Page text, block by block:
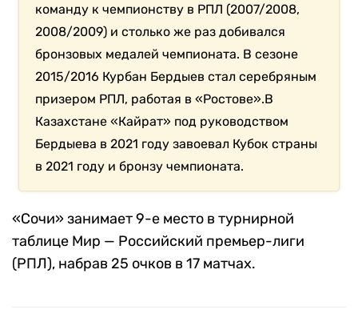
команду к чемпионству в РПЛ (2007/2008,
2008/2009) и столько же раз добивался
бронзовых медалей чемпионата. В сезоне
2015/2016 Курбан Бердыев стал серебряным
призером РПЛ, работая в «Ростове».В
Казахстане «Кайрат» под руководством
Бердыева в 2021 году завоевал Кубок страны
в 2021 году и бронзу чемпионата.
«Сочи» занимает 9-е место в турнирной
таблице Мир — Российский премьер-лиги
(РПЛ), набрав 25 очков в 17 матчах.